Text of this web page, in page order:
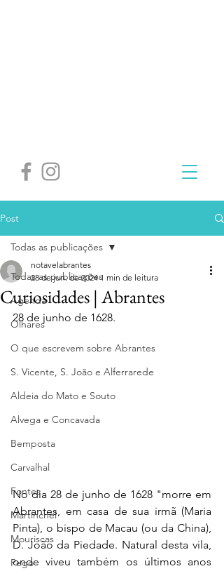
Post
Todas as publicações
Agenda
Olhares
O que escrevem sobre Abrantes
S. Vicente, S. João e Alferrarede
Aldeia do Mato e Souto
Alvega e Concavada
Bemposta
Carvalhal
Fontes
Martinchel
Mouriscas
Pego
Todas as publicações
Curiosidades | Abrantes
notavelabrantes
28 de jun. de 2024 1 min de leitura
28 de junho de 1628.
No dia 28 de junho de 1628 "morre em
Abrantes, em casa de sua irmã (Maria
Pinta), o bispo de Macau (ou da China),
D. João da Piedade. Natural desta vila,
onde viveu também os últimos anos